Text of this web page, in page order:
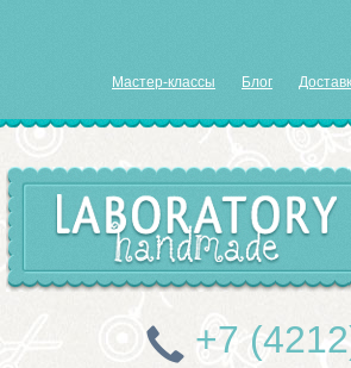
Мастер-классы Блог
+7